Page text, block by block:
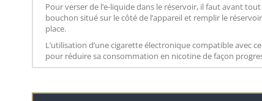
Pour verser de l’e-liquide dans le réservoir, il faut avant
bouchon situé sur le côté de l’appareil et remplir le
place.
L’utilisation d’une cigarette électronique compatible avec
pour réduire sa consommation en nicotine de façon